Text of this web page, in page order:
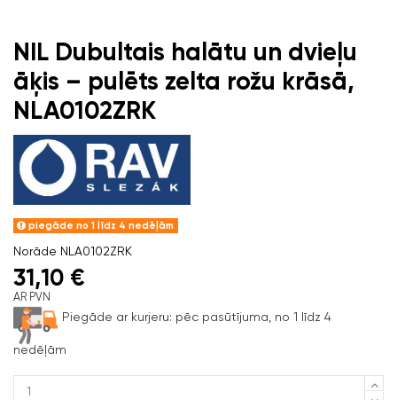
NIL Dubultais halātu un dvieļu
āķis – pulēts zelta rožu krāsā,
NLA0102ZRK
piegāde no 1 līdz 4 nedēļām
Norāde NLA0102ZRK
31,10 €
AR PVN
Piegāde ar kurjeru: pēc pasūtījuma, no 1 līdz 4
nedēļām